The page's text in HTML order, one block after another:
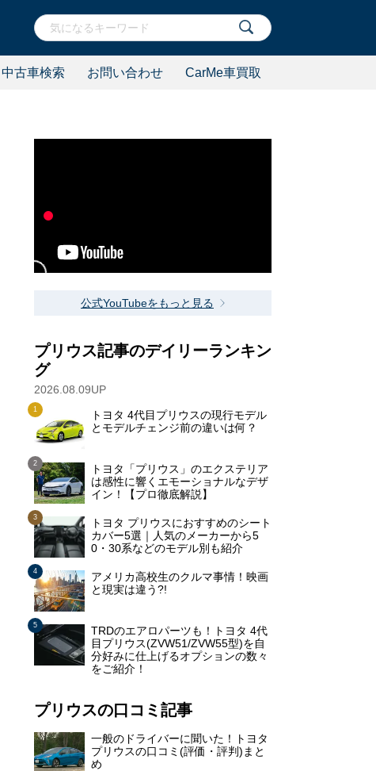
中古車検索 お問い合わせ CarMe車買取
公式YouTubeをもっと見る
プリウス記事のデイリーランキン
グ
2026.08.09UP
トヨタ 4代目プリウスの現行モデル
とモデルチェンジ前の違いは何？
トヨタ「プリウス」のエクステリア
は感性に響くエモーショナルなデザ
イン！【プロ徹底解説】
トヨタ プリウスにおすすめのシート
カバー5選｜人気のメーカーから5
0・30系などのモデル別も紹介
アメリカ高校生のクルマ事情！映画
と現実は違う?!
TRDのエアロパーツも！トヨタ 4代
目プリウス(ZVW51/ZVW55型)を自
分好みに仕上げるオプションの数々
をご紹介！
プリウスの口コミ記事
一般のドライバーに聞いた！トヨタ
プリウスの口コミ(評価・評判)まと
め